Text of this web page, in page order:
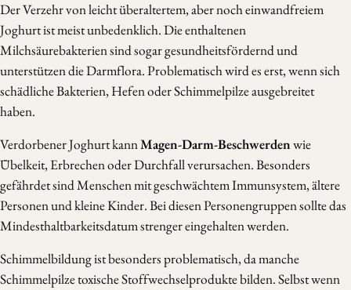
Der Verzehr von leicht überaltertem, aber noch einwandfreiem
Joghurt ist meist unbedenklich. Die enthaltenen
Milchsäurebakterien sind sogar gesundheitsfördernd und
unterstützen die Darmflora. Problematisch wird es erst, wenn sich
schädliche Bakterien, Hefen oder Schimmelpilze ausgebreitet
haben.
Verdorbener Joghurt kannMagen-Darm-Beschwerdenwie
Übelkeit, Erbrechen oder Durchfall verursachen. Besonders
gefährdet sind Menschen mit geschwächtem Immunsystem, ältere
Personen und kleine Kinder. Bei diesen Personengruppen sollte das
Mindesthaltbarkeitsdatum strenger eingehalten werden.
Schimmelbildung ist besonders problematisch, da manche
Schimmelpilze toxische Stoffwechselprodukte bilden. Selbst wenn